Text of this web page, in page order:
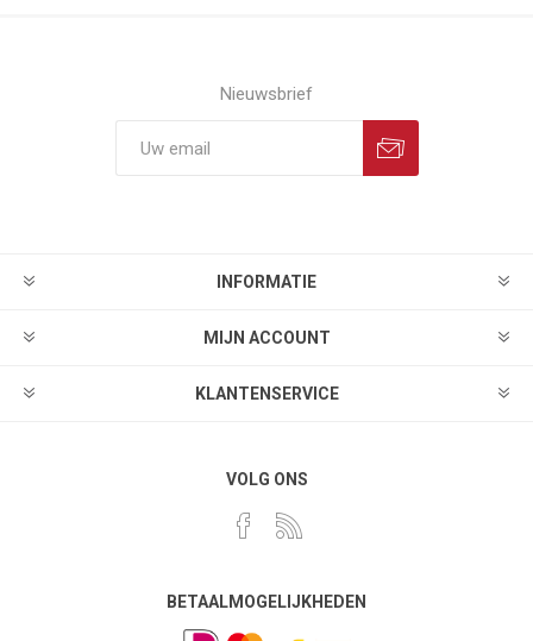
Nieuwsbrief
INFORMATIE
MIJN ACCOUNT
KLANTENSERVICE
VOLG ONS
BETAALMOGELIJKHEDEN